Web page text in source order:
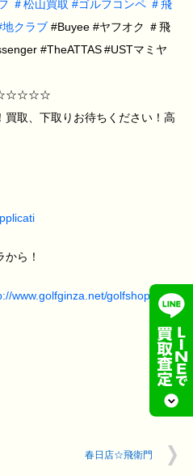
＃松山買取 #ゴルフコンペ ＃飛
地クラブ#Buyee #ヤフオク ＃飛
#TheATTAS #USTマミヤ
取、下取りお待ちください！高
ら！
www.golfginza.net/golfshop
春日店☆飛衛門